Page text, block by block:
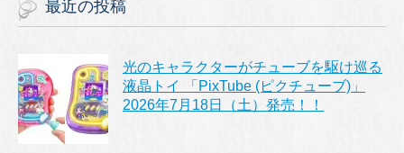
最近の投稿
光のキャラクターがチューブを駆け巡る
液晶トイ 「PixTube (ピクチューブ)」
2026年7月18日（土）発売！！